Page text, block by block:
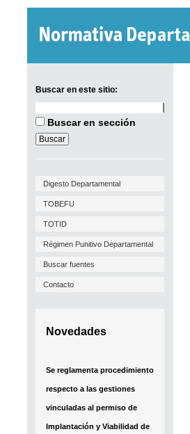
Buscar en este sitio:
en
sitio:
Buscar en sección
Digesto Departamental
TOBEFU
TOTID
Régimen Punitivo Departamental
Buscar fuentes
Contacto
Novedades
Se reglamenta procedimiento
respecto a las gestiones
vinculadas al permiso de
Implantación y Viabilidad de